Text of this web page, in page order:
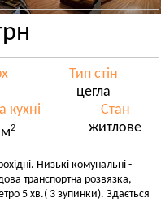
Тип стін
цегла
кухні
2
Стан
житлове
Низькі комунальні -
транспортна розвязка,
5 хв.( 3 зупинки). Здається